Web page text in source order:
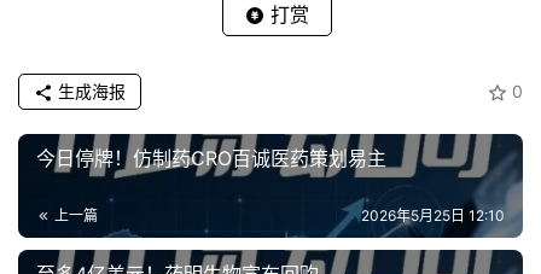
打赏
0
生成海报
今日停牌！仿制药CRO百诚医药策划易主
上一篇 2026年5月25日 12:10